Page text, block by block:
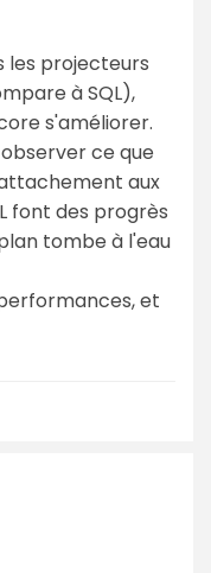
les projecteurs
à SQL),
s'améliorer.
ce que
aux
font des progrès
tombe à l'eau
et